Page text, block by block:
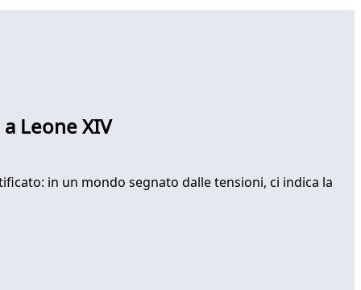
Leone XIV
in un mondo segnato dalle tensioni, ci indica la